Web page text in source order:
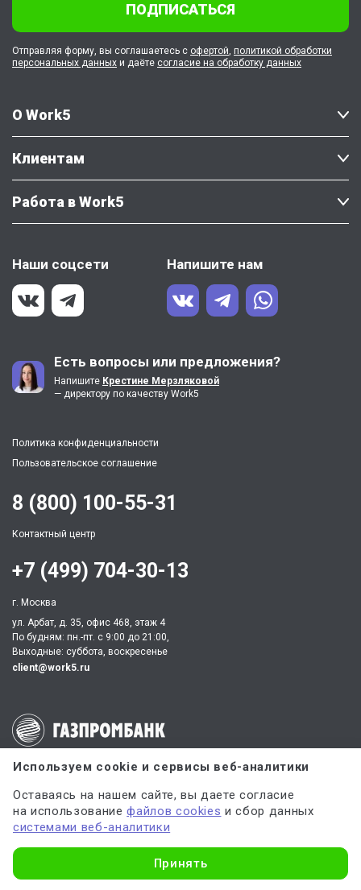
О Work5
Клиентам
Работа в Work5
Наши соцсети Напишите нам
Есть вопросы или предложения?
Напишите Крестине Мерзляковой
— директору по качеству Work5
Политика конфиденциальности
Пользовательское соглашение
ПОДПИСАТЬСЯ
Отправляя форму, вы соглашаетесь с офертой, политикой обработки
персональных данных и даёте согласие на обработку данных
Партнер по обеспечению безопасных платежей
ОГРН 312547621900150
8 (800) 100-55-31
Контактный центр
+7 (499) 704-30-13
г. Москва
ул. Арбат, д. 35, офис 468, этаж 4
По будням: пн.-пт. c 9:00 до 21:00,
Выходные: суббота, воскресенье
client@work5.ru
Используем cookie и сервисы веб-аналитики
Оставаясь на нашем сайте, вы даете согласие
на использованиефайлов cookies и сбор данных
системами веб-аналитики
Принять